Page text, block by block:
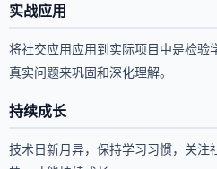
实战应用
将社交应用应用到实际项目中是检验
真实问题来巩固和深化理解。
持续成长
技术日新月异，保持学习习惯，关注